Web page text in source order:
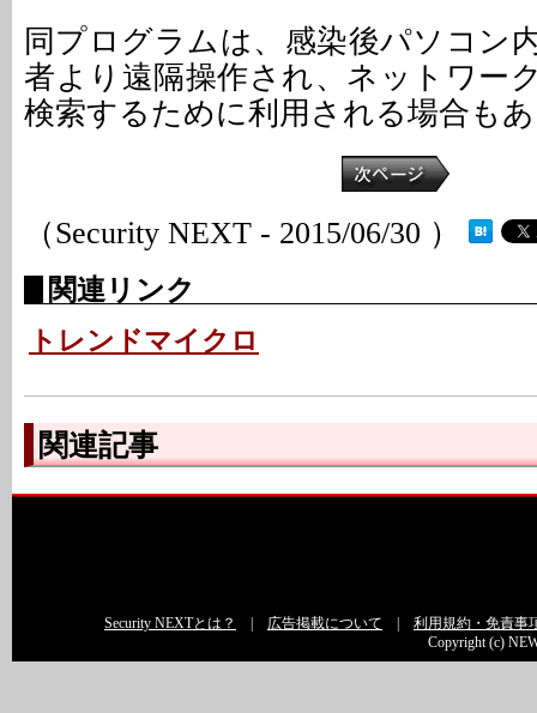
同プログラムは、感染後パソコン
者より遠隔操作され、ネットワー
検索するために利用される場合も
（Security NEXT - 2015/06/30 ）
関連リンク
トレンドマイクロ
関連記事
Security NEXTとは？ 広告掲載について
利用規約・免責事
Copyright (c)